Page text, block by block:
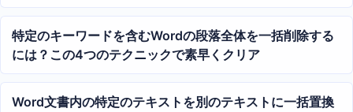
特定のキーワードを含むWordの段落全体を一括削除する
には？この4つのテクニックで素早くクリア
Word文書内の特定のテキストを別のテキストに一括置換